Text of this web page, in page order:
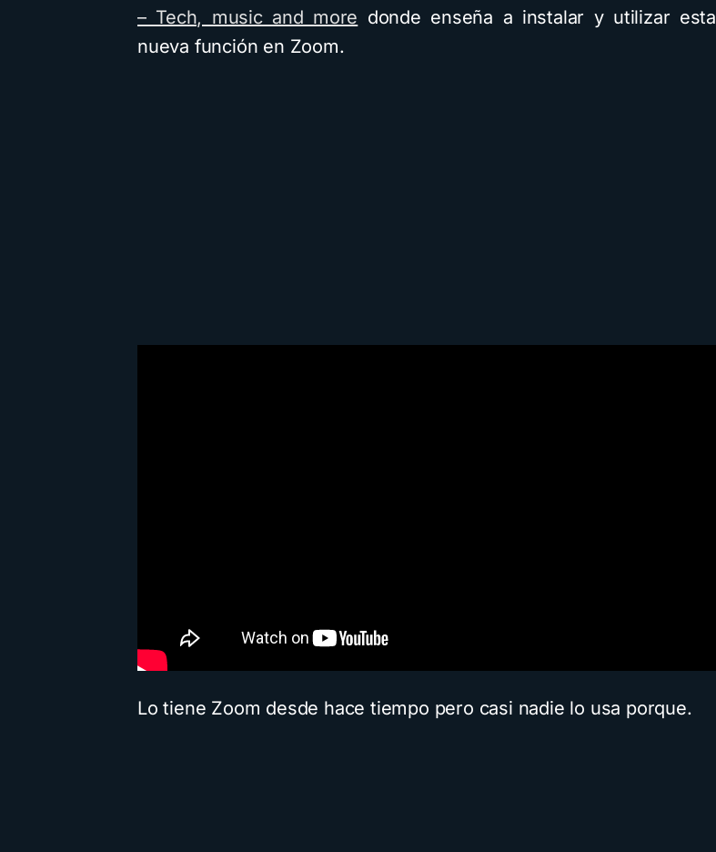
– Tech, music and more donde enseña a instalar y utilizar esta
nueva función en Zoom.
Lo tiene Zoom desde hace tiempo pero casi nadie lo usa porque.